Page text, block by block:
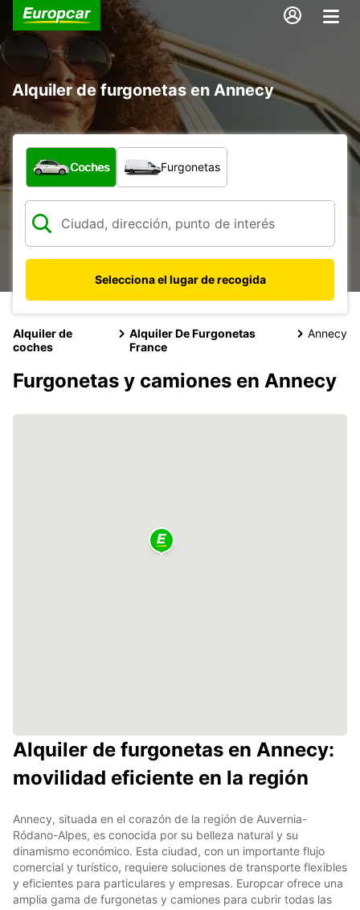
Alquiler de furgonetas en Annecy
¿Qué tipo de vehículo?
Coches Furgonetas
Selecciona el lugar de recogida
Alquiler de
coches
Alquiler De Furgonetas
France
Annecy
Furgonetas y camiones en Annecy
Alquiler de furgonetas en Annecy:
movilidad eficiente en la región
Annecy, situada en el corazón de la región de Auvernia-
Ródano-Alpes, es conocida por su belleza natural y su
dinamismo económico. Esta ciudad, con un importante flujo
comercial y turístico, requiere soluciones de transporte flexibles
y eficientes para particulares y empresas. Europcar ofrece una
amplia gama de furgonetas y camiones para cubrir todas las